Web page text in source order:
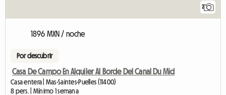
2
1896 MXN / noche
Por descubrir
Casa De Campo En Alquiler Al Borde Del Canal Du Mid
Casa entera | Mas-Saintes-Puelles (11400)
8 pers. | Mínimo 1 semana